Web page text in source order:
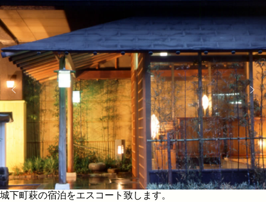
城下町萩の宿泊をエスコート致します。